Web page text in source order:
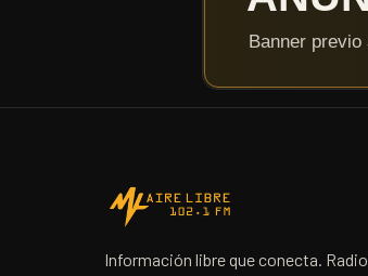
Información libre que conecta. Radio